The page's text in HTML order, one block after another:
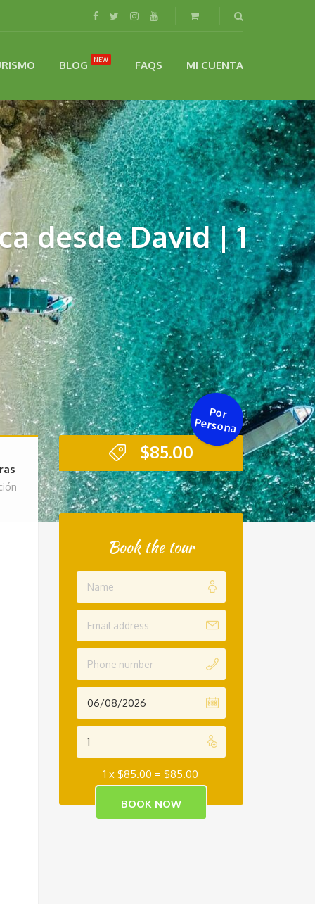
BLOG NEW FAQS MI CUENTA
desde David | 1
$85.00
Por
Persona
Book the tour
1 x$85.00 =$85.00